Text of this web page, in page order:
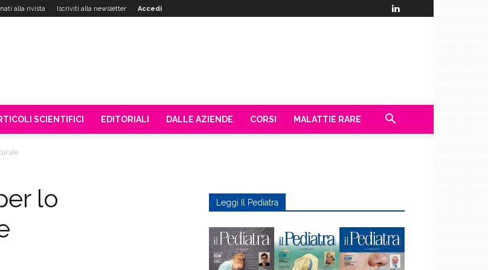
alla rivista Iscriviti alla newsletter Accedi
SCIENTIFICI EDITORIALI DALLE AZIENDE CORSI MALATTIE RARE
lo
Leggi Il Pediatra